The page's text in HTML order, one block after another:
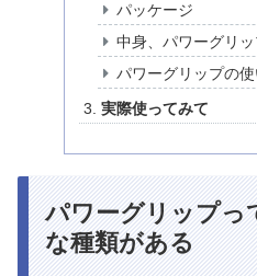
パッケージ
中身、パワーグリ
パワーグリップの
実際使ってみて
パワーグリップっ
な種類がある